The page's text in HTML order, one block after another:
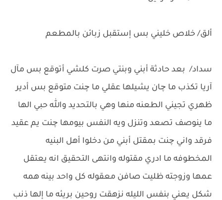
ألق/ خلاص خليني بس إستقبل زبائن بالمطعم
سداد/ بعد حادثة أبني وبنتي صرت كلشي أتوقع بس مآل
آريا تكذب ما چان يشيلها عقلي ما چنت متوقع بس أدير
ظهري تجيني الطعنه منها وهي بالتحديد والله حبي الها
ما ينوصف تصعد وتنزل ويه النفس بيومها چنت يم عقيد
فرقد واني چنت بمقتل أبني من دخلوا أهل البنيه
المخطوفه ما ادري مقتوله وانتهى التحقيق انه يعتقل
عمها وزوجته ظليت صافن معقوله كل واحد بينه همه
شكل يعني بنفس الليله نزهقت روحين بريئه ما إلها ذنب